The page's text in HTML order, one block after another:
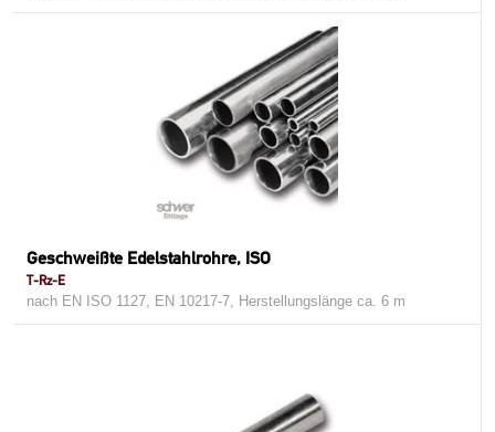
Geschweißte Edelstahlrohre, ISO
T-Rz-E
nach EN ISO 1127, EN 10217-7, Herstellungslänge ca. 6 m